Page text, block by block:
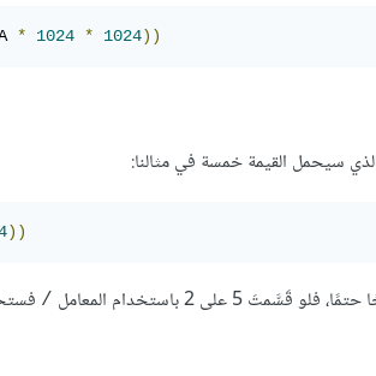
* 1024 * 1024))
سيحمل القيمة خمسة في مثالنا:
))
2 باستخدام المعامل /